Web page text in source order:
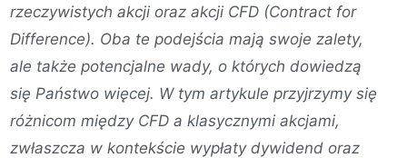
rzeczywistych akcji oraz akcji CFD (Contract for
Difference). Oba te podejścia mają swoje zalety,
ale także potencjalne wady, o których dowiedzą
się Państwo więcej. W tym artykule przyjrzymy się
różnicom między CFD a klasycznymi akcjami,
zwłaszcza w kontekście wypłaty dywidend oraz